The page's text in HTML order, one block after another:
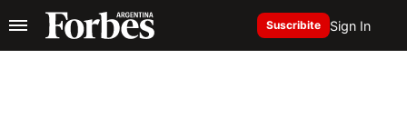
Suscribite Sign In